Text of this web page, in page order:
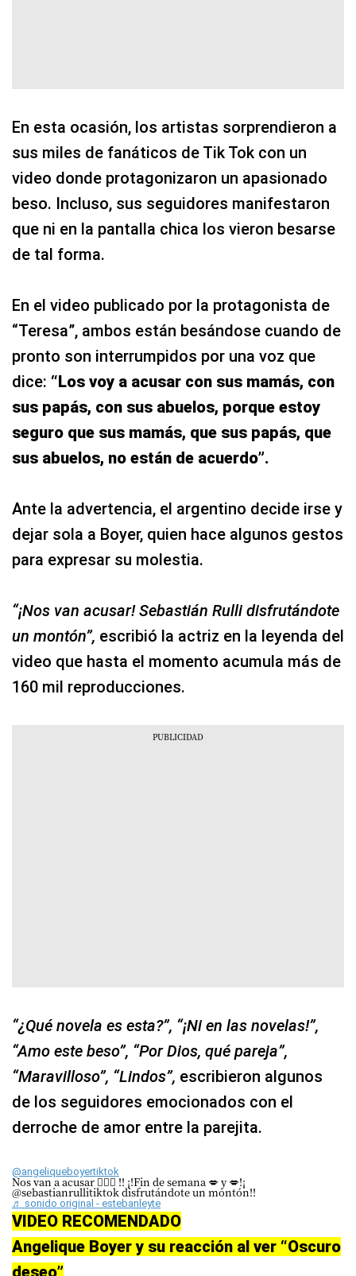
En esta ocasión, los artistas sorprendieron a
sus miles de fanáticos de Tik Tok con un
video donde protagonizaron un apasionado
beso. Incluso, sus seguidores manifestaron
que ni en la pantalla chica los vieron besarse
de tal forma.
En el video publicado por la protagonista de
“Teresa”, ambos están besándose cuando de
pronto son interrumpidos por una voz que
dice: “Los voy a acusar con sus mamás, con
sus papás, con sus abuelos, porque estoy
seguro que sus mamás, que sus papás, que
sus abuelos, no están de acuerdo”.
Ante la advertencia, el argentino decide irse y
dejar sola a Boyer, quien hace algunos gestos
para expresar su molestia.
“¡Nos van acusar! Sebastián Rulli disfrutándote
un montón”, escribió la actriz en la leyenda del
video que hasta el momento acumula más de
160 mil reproducciones.
“¿Qué novela es esta?”, “¡Ni en las novelas!”,
“Amo este beso”, “Por Dios, qué pareja”,
“Maravilloso”, “Lindos”, escribieron algunos
de los seguidores emocionados con el
derroche de amor entre la parejita.
@angeliqueboyertiktok
Nos van a acusar 👩‍❤️‍👨 !! ¡!Fin de semana 💋 y 💋!¡
@sebastianrullitiktok disfrutándote un montón!!
♬ sonido original - estebanleyte
VIDEO RECOMENDADO
Angelique Boyer y su reacción al ver “Oscuro
deseo”